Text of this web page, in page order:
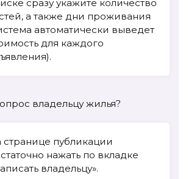
сразу укажите количество
а также дни проживания
автоматически выведет
для каждого
владельцу жилья?
странице публикации
нажать по вкладке
владельцу».